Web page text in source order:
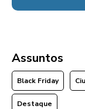
Assuntos
Black Friday
Destaque